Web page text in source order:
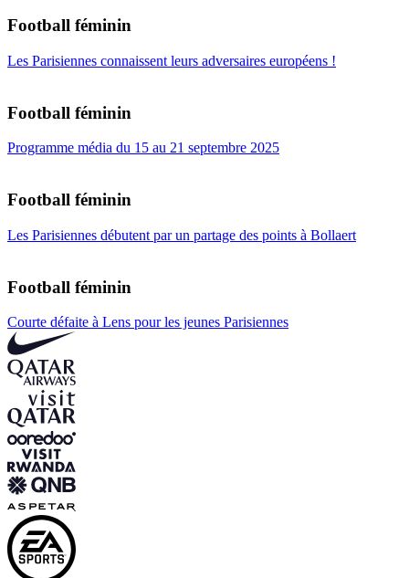
Football féminin
Les Parisiennes connaissent leurs adversaires européens !
Football féminin
Programme média du 15 au 21 septembre 2025
Football féminin
Les Parisiennes débutent par un partage des points à Bollaert
Football féminin
Courte défaite à Lens pour les jeunes Parisiennes